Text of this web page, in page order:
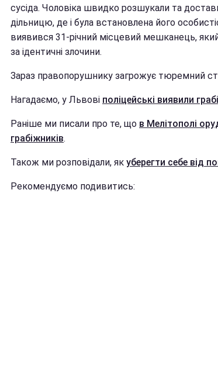
сусіда. Чоловіка швидко розшукали та
дільницю, де і була встановлена його
виявився 31-річний місцевий мешканець,
за ідентичні злочини.
Зараз правопорушнику загрожує тюремний
Нагадаємо, у Львові поліцейські виявили
Раніше ми писали про те, що в Мелітополі
грабіжників.
Також ми розповідали, як уберегти себе від
Рекомендуємо подивитись: